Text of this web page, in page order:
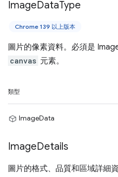
ImageDataType
Chrome 139 以上版本
圖片的像素資料。必須是
canvas 元素。
類型
ImageData
ImageDetails
圖片的格式、品質和區域詳細資